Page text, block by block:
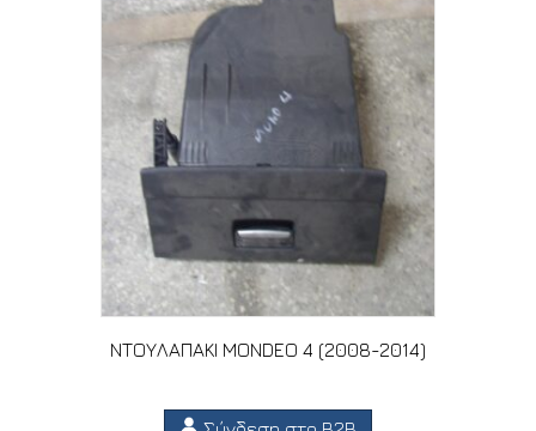
ΝΤΟΥΛΑΠΑΚΙ MONDEO 4 (2008-2014)